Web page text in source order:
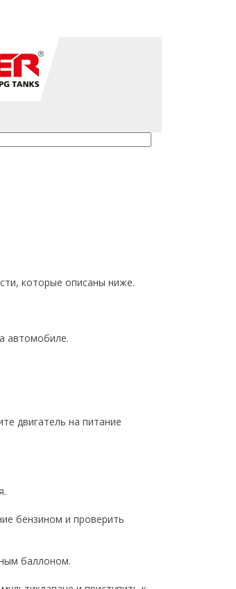
которые описаны ниже.
автомобиле.
двигатель на питание
бензином и проверить
баллоном.